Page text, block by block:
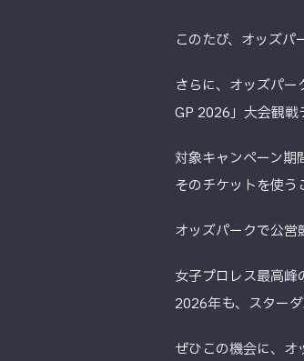
このたび、オッズ
さらに、オッズパ
GP 2026」大会観戦
対象キャンペーン期
そのチケットを使
オッズパークで公営
女子プロレス最高峰
2026年も、スター
ぜひこの機会に、